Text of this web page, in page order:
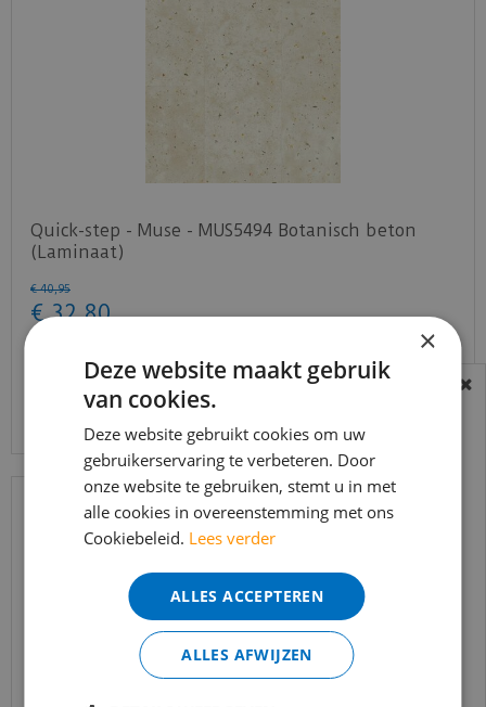
Quick-step - Muse - MUS5494 Botanisch beton
(Laminaat)
€ 40,95
€ 32,80
Bekijk product
BEREIKBAARHEID
In verband met de vakantie periode zijn wij
t/m 14 augustus telefonisch helaas niet
bereikbaar.
Bestelling worden uiteraard verwerkt
echter iets minder snel dan wat je van ons
gewend bent.
Voor vragen kan je ons bereiken via
info@merkvloerenwinkel.nl
×
Deze website maakt gebruik
van cookies.
Deze website gebruikt cookies om uw
gebruikerservaring te verbeteren. Door
onze website te gebruiken, stemt u in met
alle cookies in overeenstemming met ons
Cookiebeleid. Lees verder
ALLES ACCEPTEREN
ALLES AFWIJZEN